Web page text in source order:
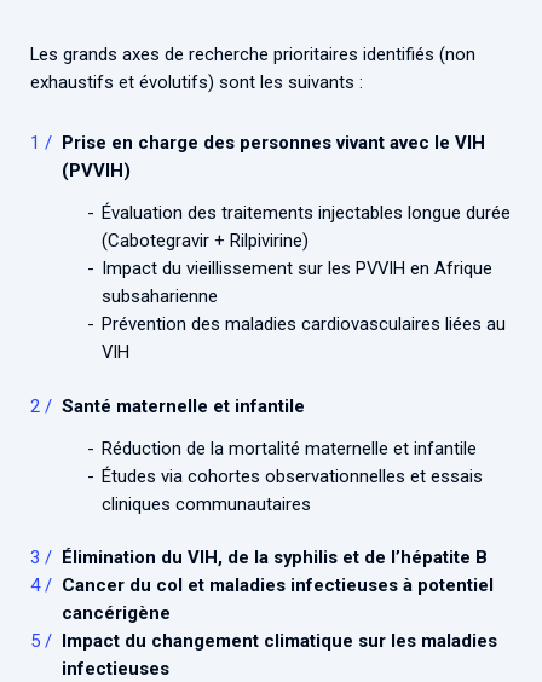
Les grands axes de recherche prioritaires identifiés (non
exhaustifs et évolutifs) sont les suivants :
Prise en charge des personnes vivant avec le VIH
(PVVIH)
Évaluation des traitements injectables longue durée
(Cabotegravir + Rilpivirine)
Impact du vieillissement sur les PVVIH en Afrique
subsaharienne
Prévention des maladies cardiovasculaires liées au
VIH
Santé maternelle et infantile
Réduction de la mortalité maternelle et infantile
Études via cohortes observationnelles et essais
cliniques communautaires
Élimination du VIH, de la syphilis et de l’hépatite B
Cancer du col et maladies infectieuses à potentiel
cancérigène
Impact du changement climatique sur les maladies
infectieuses